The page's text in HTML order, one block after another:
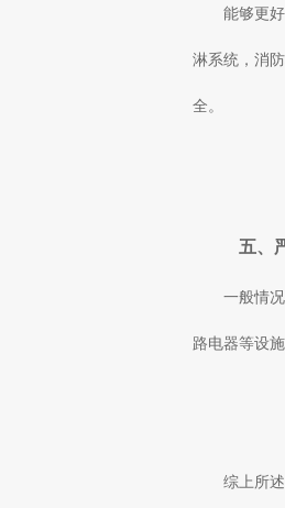
能够更
淋系统，消
全。
五、
一般情
路电器等设
综上所